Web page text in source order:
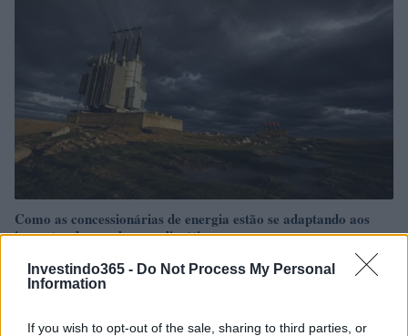
Investindo365 - Do Not Process My Personal
Information
If you wish to opt-out of the sale, sharing to third parties, or
Como as concessionárias de energia estão se adaptando aos
impactos das mudanças climáticas